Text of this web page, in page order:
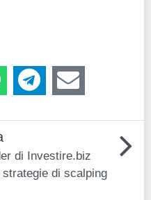
di Investire.biz
di scalping